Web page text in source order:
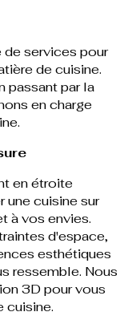
de services pour
de cuisine.
passant par la
en charge
en étroite
une cuisine sur
à vos envies.
d'espace,
esthétiques
ressemble. Nous
3D pour vous
cuisine.